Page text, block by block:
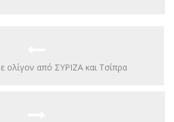
ολίγον από ΣΥΡΙΖΑ και Τσίπρα